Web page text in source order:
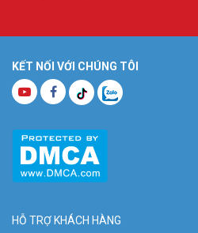
KẾT NỐI VỚI CHÚNG TÔI
HỖ TRỢ KHÁCH HÀNG